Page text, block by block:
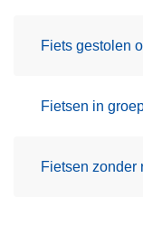
Fiets gestolen
Fietsen in
Fietsen zonder